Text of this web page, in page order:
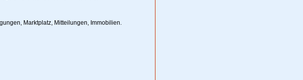
Marktplatz, Mitteilungen, Immobilien.